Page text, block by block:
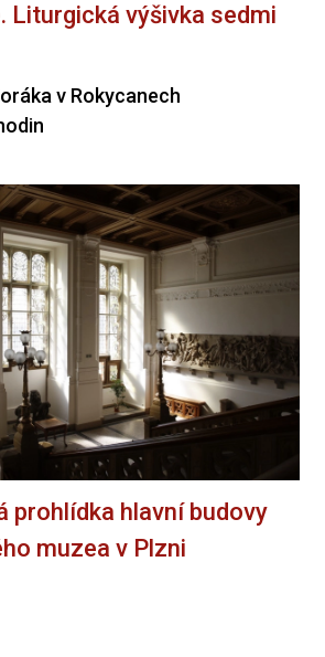
Liturgická výšivka sedmi
v Rokycanech
prohlídka hlavní budovy
muzea v Plzni